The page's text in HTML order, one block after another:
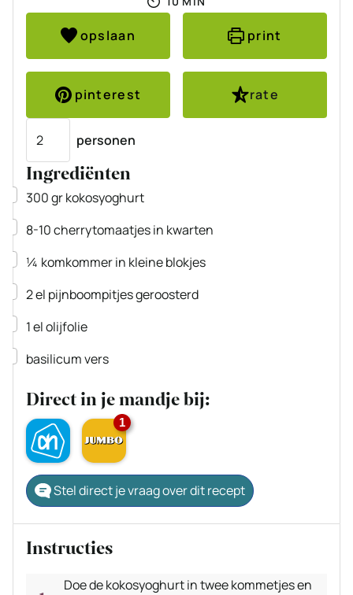
opslaan print
pinterest
rate
personen
Ingrediënten
▢
300grkokosyoghurt
▢
8-10cherrytomaatjesin kwarten
▢
¼ komkommerin kleine blokjes
▢
2el pijnboompitjesgeroosterd
▢
1elolijfolie
▢
basilicumvers
Direct in je mandje bij:
1
Stel direct je vraag over dit recept
Instructies
Doe de kokosyoghurt in twee kommetjes en